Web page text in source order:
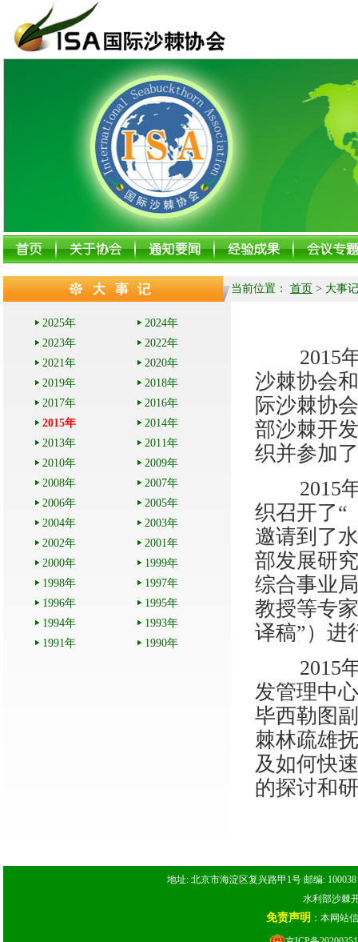
当前位置： 首页 > 大事记
2025年
2024年
2023年
2022年
2021年
2020年
2019年
2018年
2017年
2016年
2015年
2014年
2013年
2011年
2010年
2009年
2008年
2007年
2006年
2005年
2004年
2003年
2002年
2001年
2000年
1999年
1998年
1997年
1996年
1995年
1994年
1993年
1991年
1990年
2015
沙棘协会
际沙棘协
部沙棘开
织并参加
2015
织召开了“
邀请到了
部发展研
综合事业
教授等专
译稿”）进
2015
发管理中
毕西勒图
棘林疏雄
及如何快速
的探讨和
地址: 北京市海淀区复兴路甲1号 邮编:
水利部沙棘
免责声明 ：本网站